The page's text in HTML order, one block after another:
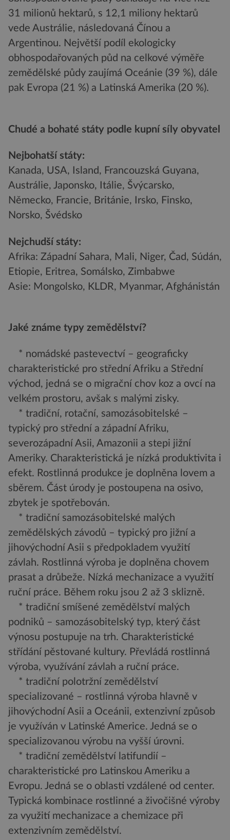
31 milionů hektarů, s 12,1 miliony hektarů
vede Austrálie, následovaná Čínou a
Argentinou. Největší podíl ekologicky
obhospodařovaných půd na celkové výměře
zemědělské půdy zaujímá Oceánie (39 %), dále
pak Evropa (21 %) a Latinská Amerika (20 %).
Chudé a bohaté státy podle kupní síly obyvatel
Nejbohatší státy:
Kanada, USA, Island, Francouzská Guyana,
Austrálie, Japonsko, Itálie, Švýcarsko,
Německo, Francie, Británie, Irsko, Finsko,
Norsko, Švédsko
Nejchudší státy:
Afrika: Západní Sahara, Mali, Niger, Čad, Súdán,
Etiopie, Eritrea, Somálsko, Zimbabwe
Asie: Mongolsko, KLDR, Myanmar, Afghánistán
Jaké známe typy zemědělství?
* nomádské pastevectví – geograficky
charakteristické pro střední Afriku a Střední
východ, jedná se o migrační chov koz a ovcí na
velkém prostoru, avšak s malými zisky.
* tradiční, rotační, samozásobitelské –
typický pro střední a západní Afriku,
severozápadní Asii, Amazonii a stepi jižní
Ameriky. Charakteristická je nízká produktivita i
efekt. Rostlinná produkce je doplněna lovem a
sběrem. Část úrody je postoupena na osivo,
zbytek je spotřebován.
* tradiční samozásobitelské malých
zemědělských závodů – typický pro jižní a
jihovýchodní Asii s předpokladem využití
závlah. Rostlinná výroba je doplněna chovem
prasat a drůbeže. Nízká mechanizace a využití
ruční práce. Během roku jsou 2 až 3 sklizně.
* tradiční smíšené zemědělství malých
podniků – samozásobitelský typ, který část
výnosu postupuje na trh. Charakteristické
střídání pěstované kultury. Převládá rostlinná
výroba, využívání závlah a ruční práce.
* tradiční polotržní zemědělství
specializované – rostlinná výroba hlavně v
jihovýchodní Asii a Oceánii, extenzivní způsob
je využíván v Latinské Americe. Jedná se o
specializovanou výrobu na vyšší úrovni.
* tradiční zemědělství latifundií –
charakteristické pro Latinskou Ameriku a
Evropu. Jedná se o oblasti vzdálené od center.
Typická kombinace rostlinné a živočišné výroby
za využití mechanizace a chemizace při
extenzivním zemědělství.